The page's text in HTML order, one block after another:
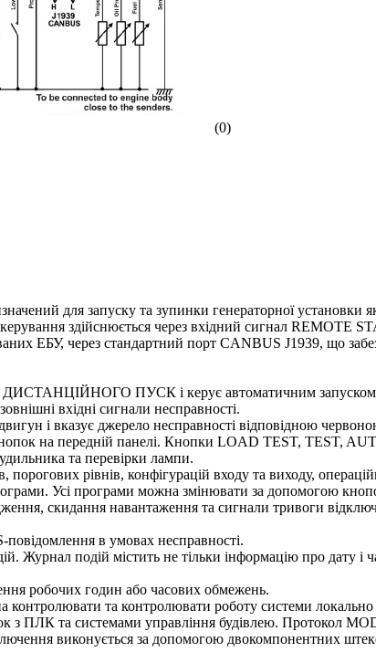
(0)
для запуску та зупинки генераторної установки
здійснюється через вхідний сигнал REMOTE
ЕБУ, через стандартний порт CANBUS J1939, що
ПУСК і керує автоматичним запуском,
вхідні сигнали несправності.
і вказує джерело несправності відповідною
на передній панелі. Кнопки LOAD TEST, TEST,
та перевірки лампи.
рівнів, конфігурацій входу та виходу,
Усі програми можна змінювати за допомогою
скидання навантаження та сигнали тривоги
в умовах несправності.
Журнал подій містить не тільки інформацію про дату
робочих годин або часових обмежень.
та контролювати роботу системи локально
з ПЛК та системами управління будівлею. Протокол
виконується за допомогою двокомпонентних